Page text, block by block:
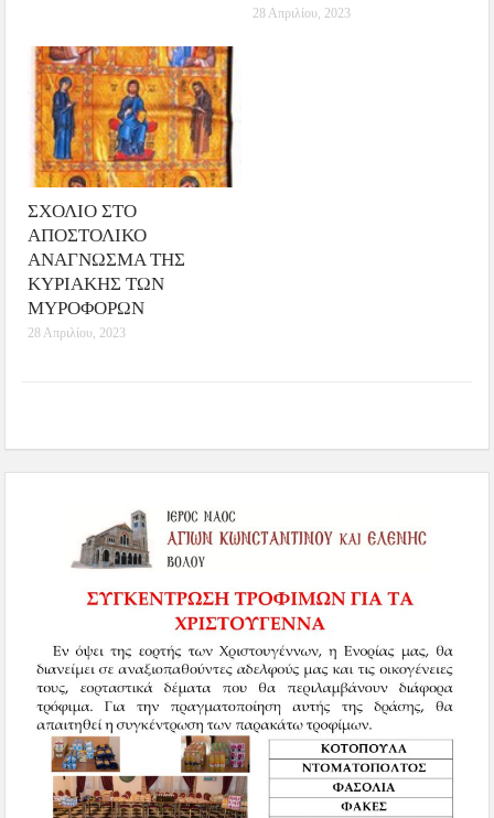
28 Απριλίου, 2023
ΣΧΟΛΙΟ ΣΤΟ
ΑΠΟΣΤΟΛΙΚΟ
ΑΝΑΓΝΩΣΜΑ ΤΗΣ
ΚΥΡΙΑΚΗΣ ΤΩΝ
ΜΥΡΟΦΟΡΩΝ
28 Απριλίου, 2023